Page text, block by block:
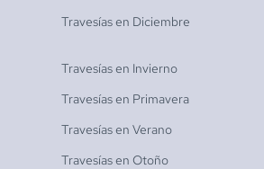
Travesías en Diciembre
Travesías en Invierno
Travesías en Primavera
Travesías en Verano
Travesías en Otoño